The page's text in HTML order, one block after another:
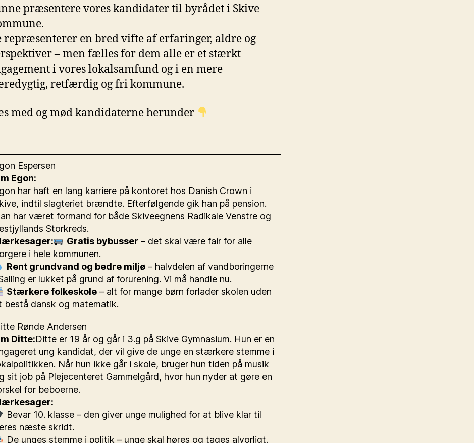
præsentere vores kandidater til byrådet i Skive
repræsenterer en bred vifte af erfaringer, aldre og
– men fælles for dem alle er et stærkt
i vores lokalsamfund og i en mere
retfærdig og fri kommune.
med og mød kandidaterne herunder
Espersen
Egon:
har haft en lang karriere på kontoret hos Danish Crown i
indtil slagteriet brændte. Efterfølgende gik han på pension.
har været formand for både Skiveegnens Radikale Venstre og
Storkreds.
Gratis bybusser – det skal være fair for alle
i hele kommunen.
Rent grundvand og bedre miljø– halvdelen af vandboringerne
er lukket på grund af forurening. Vi må handle nu.
Stærkere folkeskole– alt for mange børn forlader skolen uden
bestå dansk og matematik.
Rønde Andersen
Ditte:Ditte er 19 år og går i 3.g på Skive Gymnasium. Hun er en
ung kandidat, der vil give de unge en stærkere stemme i
Når hun ikke går i skole, bruger hun tiden på musik
sit job på Plejecenteret Gammelgård, hvor hun nyder at gøre en
for beboerne.
Bevar 10. klasse – den giver unge mulighed for at blive klar til
næste skridt.
De unges stemme i politik – unge skal høres og tages alvorligt.